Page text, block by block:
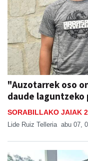
"Auzotarrek oso
daude
SORABILLAKO JAIAK
Lide Ruiz Telleria abu 07,